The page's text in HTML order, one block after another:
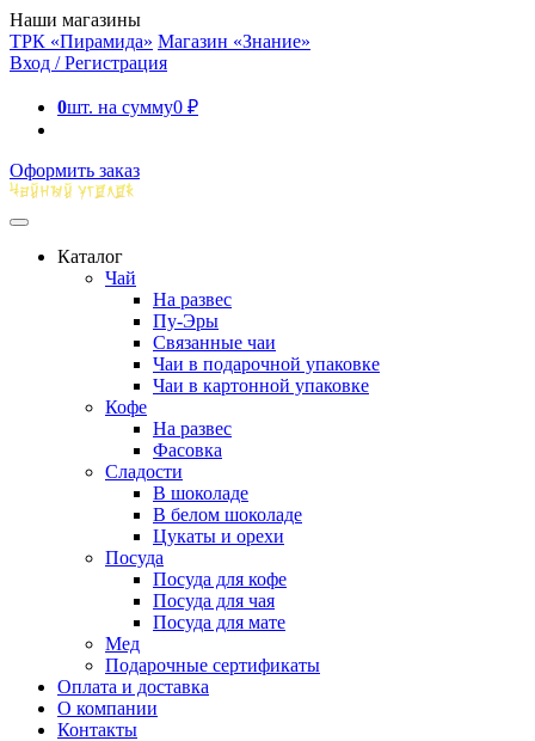
Наши магазины
ТРК «Пирамида» Магазин «Знание»
Вход / Регистрация
0шт. на сумму0 ₽
Оформить заказ
Каталог
Чай
На развес
Пу-Эры
Связанные чаи
Чаи в подарочной упаковке
Чаи в картонной упаковке
Кофе
На развес
Фасовка
Сладости
В шоколаде
В белом шоколаде
Цукаты и орехи
Посуда
Посуда для кофе
Посуда для чая
Посуда для мате
Мед
Подарочные сертификаты
Оплата и доставка
О компании
Контакты